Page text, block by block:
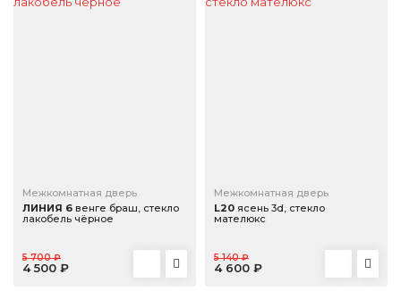
Межкомнатная дверь
ЛИНИЯ 6 венге браш, стекло
лакобель чёрное
4 500 ₽
5 700 ₽
Межкомнатная дверь
L20 ясень 3d, стекло
мателюкс
4 600 ₽
5 140 ₽